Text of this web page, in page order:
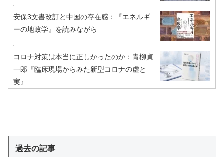
安保3文書改訂と中国の存在感：『エネルギ
ーの地政学』を読みながら
コロナ対策は本当に正しかったのか：青柳貞
一郎『臨床現場からみた新型コロナの虚と
実』
過去の記事